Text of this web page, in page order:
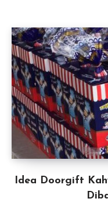
Idea Doorgift